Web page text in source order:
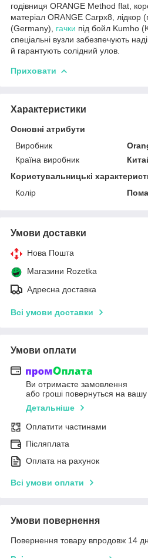
годівниця ORANGE Method flat,
матеріал ORANGE Carpx8,
(Germany), гачки під бойл Kumho
спеціальні вузли забезпечують
й гарантують солідний улов.
Приховати
Характеристики
Основні атрибути
Виробник
Країна виробник
Користувальницькі
Колір
Умови доставки
Нова Пошта
Магазини Rozetka
Адресна доставка
Всі умови доставки
Умови оплати
Ви отримаєте замовлення
або гроші повернуться на вашу
Детальніше
Оплатити частинами
Післяплата
Оплата на рахунок
Всі умови оплати
Умови повернення
Повернення товару впродовж 14